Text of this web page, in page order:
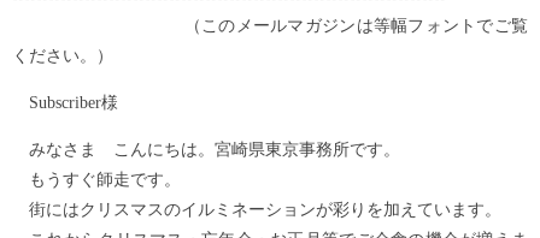
（このメールマガジンは等幅フォントでご覧
ください。）
Subscriber様
みなさま こんにちは。宮崎県東京事務所です。
もうすぐ師走です。
街にはクリスマスのイルミネーションが彩りを加えています。